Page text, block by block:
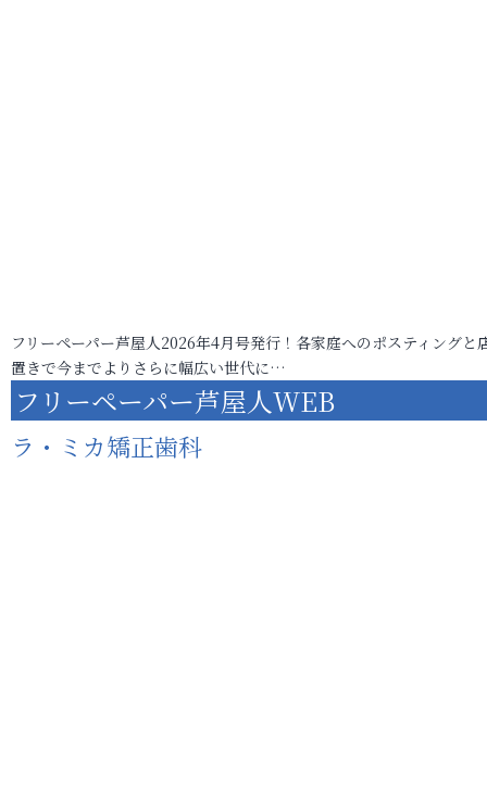
フリーペーパー芦屋人2026年4月号発行！各家庭へのポスティングと
置きで今までよりさらに幅広い世代に…
フリーペーパー芦屋人WEB
ラ・ミカ矯正歯科